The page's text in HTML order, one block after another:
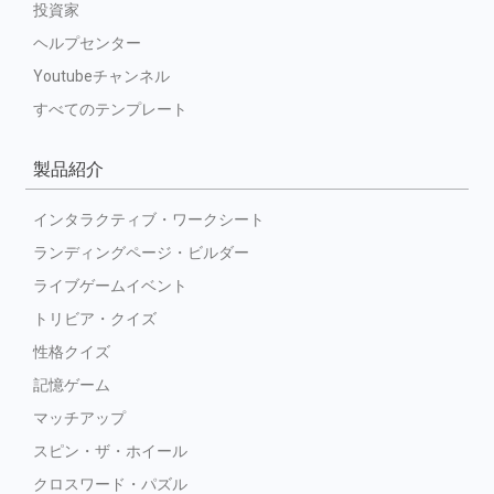
投資家
ヘルプセンター
Youtubeチャンネル
すべてのテンプレート
製品紹介
インタラクティブ・ワークシート
ランディングページ・ビルダー
ライブゲームイベント
トリビア・クイズ
性格クイズ
記憶ゲーム
マッチアップ
スピン・ザ・ホイール
クロスワード・パズル